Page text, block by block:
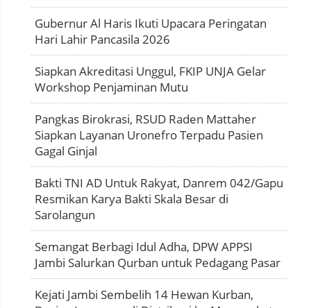
Gubernur Al Haris Ikuti Upacara Peringatan
Hari Lahir Pancasila 2026
Siapkan Akreditasi Unggul, FKIP UNJA Gelar
Workshop Penjaminan Mutu
Pangkas Birokrasi, RSUD Raden Mattaher
Siapkan Layanan Uronefro Terpadu Pasien
Gagal Ginjal
Bakti TNI AD Untuk Rakyat, Danrem 042/Gapu
Resmikan Karya Bakti Skala Besar di
Sarolangun
Semangat Berbagi Idul Adha, DPW APPSI
Jambi Salurkan Qurban untuk Pedagang Pasar
Kejati Jambi Sembelih 14 Hewan Kurban,